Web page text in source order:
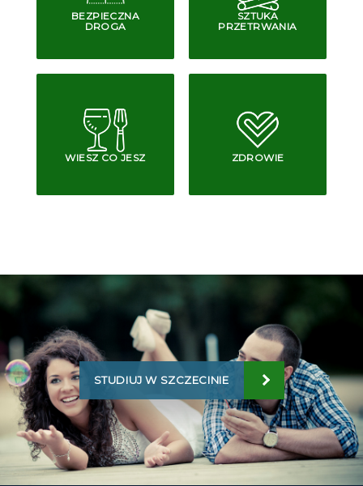
BEZPIECZNA
DROGA
SZTUKA
PRZETRWANIA
WIESZ CO JESZ ZDROWIE
STUDIUJ W SZCZECINIE